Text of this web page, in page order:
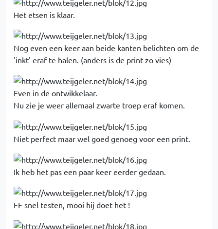
Het etsen is klaar.
Nog even een keer aan beide kanten belichten om de
'inkt' eraf te halen. (anders is de print zo vies)
Even in de ontwikkelaar.
Nu zie je weer allemaal zwarte troep eraf komen.
Niet perfect maar wel goed genoeg voor een print.
Ik heb het pas een paar keer eerder gedaan.
FF snel testen, mooi hij doet het !